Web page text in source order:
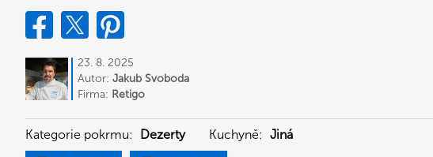
23. 8. 2025
Autor: Jakub Svoboda
Firma: Retigo
Kategorie pokrmu: Dezerty Kuchyně: Jiná